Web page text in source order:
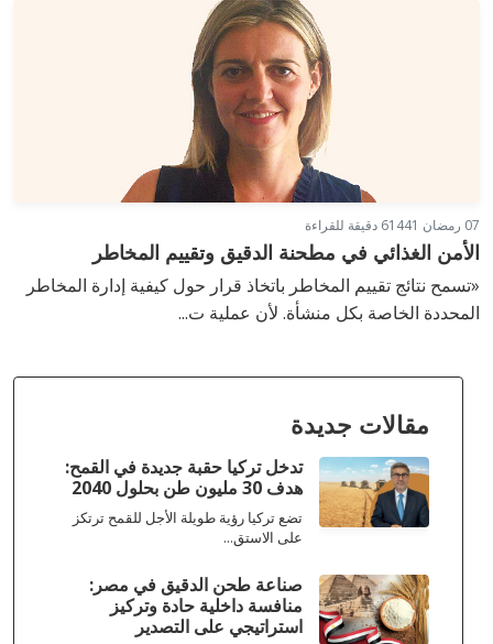
07 رمضان 1441 6 دقيقة للقراءة
الأمن الغذائي في مطحنة الدقيق وتقييم المخاطر
«تسمح نتائج تقييم المخاطر باتخاذ قرار حول كيفية إدارة المخاطر
المحددة الخاصة بكل منشأة. لأن عملية ت...
مقالات جديدة
تدخل تركيا حقبة جديدة في القمح:
هدف 30 مليون طن بحلول 2040
تضع تركيا رؤية طويلة الأجل للقمح ترتكز
على الاستق...
صناعة طحن الدقيق في مصر:
منافسة داخلية حادة وتركيز
استراتيجي على التصدير